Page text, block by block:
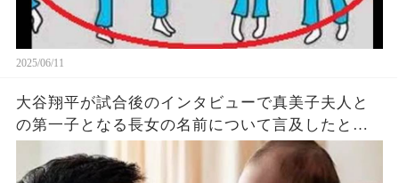
2025/06/11
大谷翔平が試合後のインタビューで真美子夫人と
の第一子となる長女の名前について言及したと話
題に！山本由伸や佐々木朗希は知ってそう！